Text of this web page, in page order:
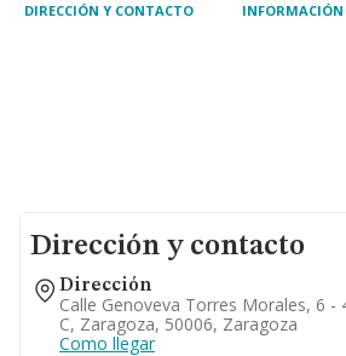
DIRECCIÓN Y CONTACTO INFORMACIÓN
Dirección y contacto
Dirección
Calle Genoveva Torres Morales, 6 -
C, Zaragoza, 50006, Zaragoza
Como llegar